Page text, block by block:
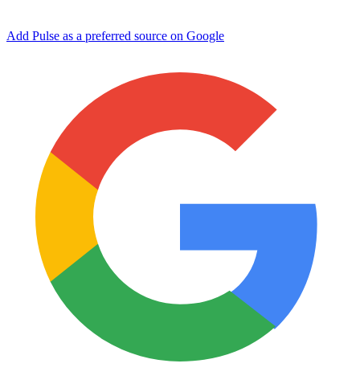
Add Pulse as a preferred source on Google